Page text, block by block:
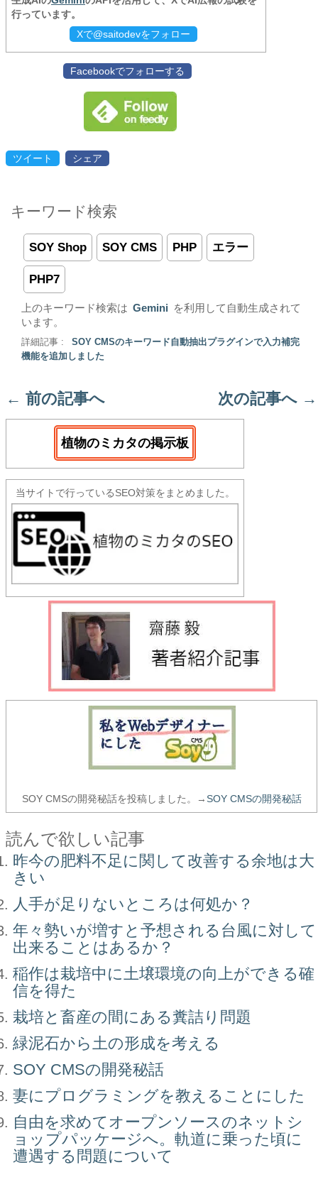
行っています。
Xで@saitodevをフォロー
Facebookでフォローする
ツイート シェア
キーワード検索
SOY Shop SOY CMS PHP エラー
PHP7
上のキーワード検索は Gemini
を利用して自動生成されて
います。
詳細記事 :
SOY CMSのキーワード自動抽出プラグインで入力補完
機能を追加しました
← 前の記事へ 次の記事へ →
植物のミカタの掲示板
当サイトで行っているSEO対策をまとめました。
SOY CMSの開発秘話を投稿しました。→SOY CMSの開発秘話
読んで欲しい記事
昨今の肥料不足に関して改善する余地は大
きい
人手が足りないところは何処か？
年々勢いが増すと予想される台風に対して
出来ることはあるか？
稲作は栽培中に土壌環境の向上ができる確
信を得た
栽培と畜産の間にある糞詰り問題
緑泥石から土の形成を考える
SOY CMSの開発秘話
妻にプログラミングを教えることにした
自由を求めてオープンソースのネットシ
ョップパッケージへ。軌道に乗った頃に
遭遇する問題について